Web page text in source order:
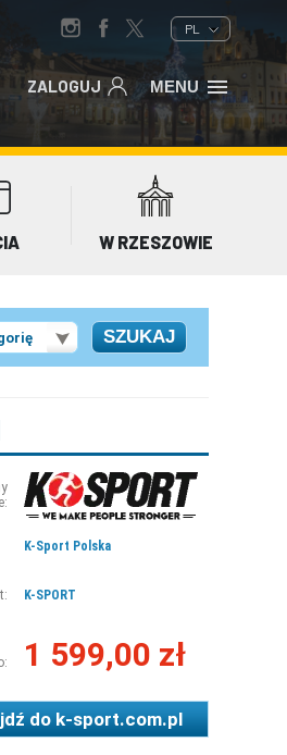
PL
ZALOGUJ MENU
W RZESZOWIE
K-Sport Polska
K-SPORT
1 599,00 zł
dok-sport.com.pl